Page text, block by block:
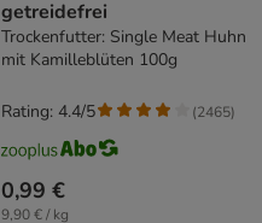
getreidefrei
Trockenfutter: Single Meat Huhn
mit Kamilleblüten 100g
0,99 €
9,90 € / kg
Rating: 4.4/5 (2465)